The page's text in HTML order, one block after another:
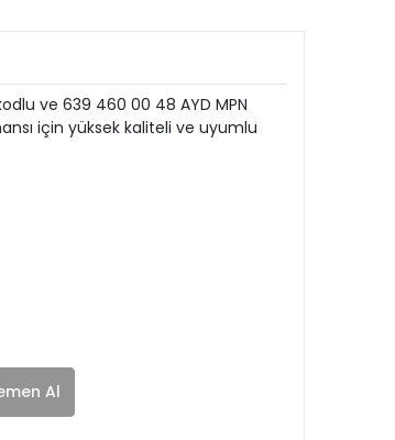
ve 639 460 00 48 AYD MPN
için yüksek kaliteli ve uyumlu
Al